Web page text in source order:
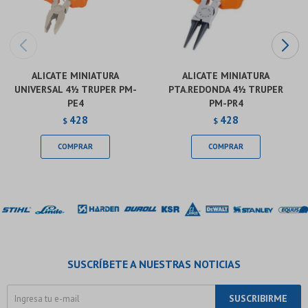
ALICATE MINIATURA
UNIVERSAL 4½ TRUPER PM-
PE4
$ 428
ALICATE MINIATURA
PTA.REDONDA 4½ TRUPER
PM-PR4
$ 428
SUSCRÍBETE A NUESTRAS NOTICIAS
SUSCRIBIRME